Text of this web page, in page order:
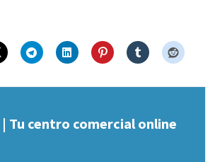
Tu centro comercial online